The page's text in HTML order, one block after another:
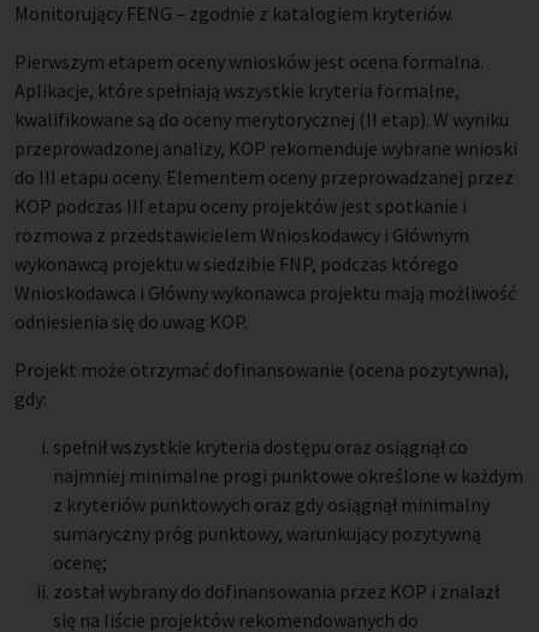
Monitorujący FENG – zgodnie z katalogiem kryteriów.
Pierwszym etapem oceny wniosków jest ocena formalna.
Aplikacje, które spełniają wszystkie kryteria formalne,
kwalifikowane są do oceny merytorycznej (II etap). W wyniku
przeprowadzonej analizy, KOP rekomenduje wybrane wnioski
do III etapu oceny. Elementem oceny przeprowadzanej przez
KOP podczas III etapu oceny projektów jest spotkanie i
rozmowa z przedstawicielem Wnioskodawcy i Głównym
wykonawcą projektu w siedzibie FNP, podczas którego
Wnioskodawca i Główny wykonawca projektu mają możliwość
odniesienia się do uwag KOP.
Projekt może otrzymać dofinansowanie (ocena pozytywna),
gdy:
spełnił wszystkie kryteria dostępu oraz osiągnął co
najmniej minimalne progi punktowe określone w każdym
z kryteriów punktowych oraz gdy osiągnął minimalny
sumaryczny próg punktowy, warunkujący pozytywną
ocenę;
został wybrany do dofinansowania przez KOP i znalazł
się na liście projektów rekomendowanych do